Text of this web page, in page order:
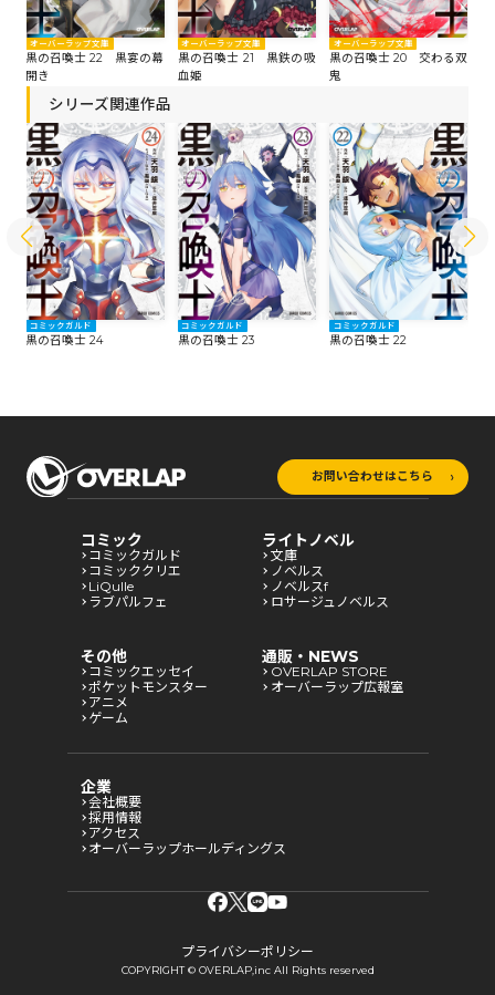
オーバーラップ文庫
黒の召喚士 22 黒宴の幕
開き
オーバーラップ文庫
黒の召喚士 21 黒鉄の吸
血姫
オーバーラップ文庫
黒の召喚士 20 交わる双
鬼
シリーズ関連作品
コミックガルド
黒の召喚士 24
コミックガルド
黒の召喚士 23
コミックガルド
黒の召喚士 22
お問い合わせはこちら
コミック
コミックガルド
コミッククリエ
LiQulle
ラブパルフェ
ライトノベル
文庫
ノベルス
ノベルスf
ロサージュノベルス
その他
コミックエッセイ
ポケットモンスター
アニメ
ゲーム
通販・NEWS
OVERLAP STORE
オーバーラップ広報室
企業
会社概要
採用情報
アクセス
オーバーラップホールディングス
プライバシーポリシー
COPYRIGHT © OVERLAP,inc All Rights reserved